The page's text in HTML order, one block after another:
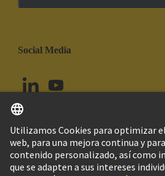
Social Media
Chile Español